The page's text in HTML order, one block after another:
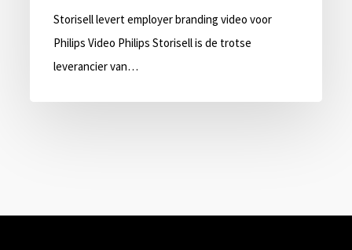
Philips
Storisell levert employer branding video voor
Philips Video Philips Storisell is de trotse
leverancier van…